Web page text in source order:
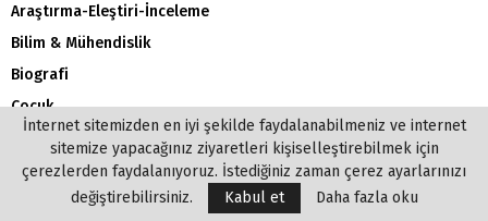
Araştırma-Eleştiri-İnceleme
Bilim & Mühendislik
Biografi
Çocuk
Deneme
Diğer
İnternet sitemizden en iyi şekilde faydalanabilmeniz ve internet
sitemize yapacağınız ziyaretleri kişiselleştirebilmek için
çerezlerden faydalanıyoruz. İstediğiniz zaman çerez ayarlarınızı
değiştirebilirsiniz.
Kabul et Daha fazla oku